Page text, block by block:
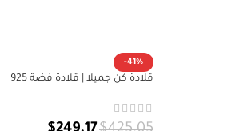
-41%
قلادة كن جميلا | قلادة فضة 925